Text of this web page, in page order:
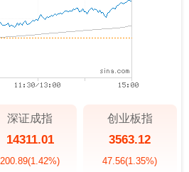
深证成指
14311.01
200.89(1.42%)
创业板指
3563.12
47.56(1.35%)